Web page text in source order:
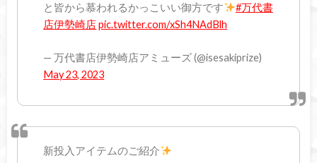
と皆から慕われるかっこいい御方です
#万代書
店伊勢崎店pic.twitter.com/xSh4NAdBlh
— 万代書店伊勢崎店アミューズ (@isesakiprize)
May 23, 2023
新投入アイテムのご紹介